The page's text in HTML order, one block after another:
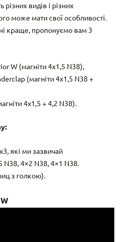
видів і різних
може мати свої особливості.
краще, пропонуємо вам 3
W (магніти 4х1,5 N38),
(магніти 4х1,5 N38 +
4х1,5 + 4,2 N38).
які ми зазвичай
N38, 4×2 N38, 4×1 N38.
з голкою).